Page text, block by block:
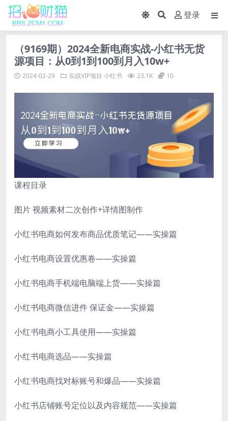
登录
（9169期）2024全新电商实战-小红书无货
源项目：从0到1到100到月入10w+
2024-02-29 实战VIP项目 小红书 23.1K 10
课程目录
图片 视频素材二次创作+详情图制作
小红书电商如何发布商品优质笔记——实操篇
小红书电商设置优惠卷——实操篇
小红书电商手机端电脑端上货——实操篇
小红书电商微信进件 保证金——实操篇
小红书电商小工具使用——实操篇
小红书电商选品——实操篇
小红书电商找对标账号和爆品——实操篇
小红书店铺账号定位以及内容规范——实操篇